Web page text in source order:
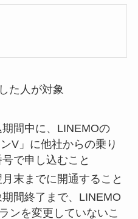
た人が対象
間中に、LINEMOの
V」に他社からの乗り
で申し込むこと
末までに開通すること
間終了まで、LINEMO
ンを変更していないこ